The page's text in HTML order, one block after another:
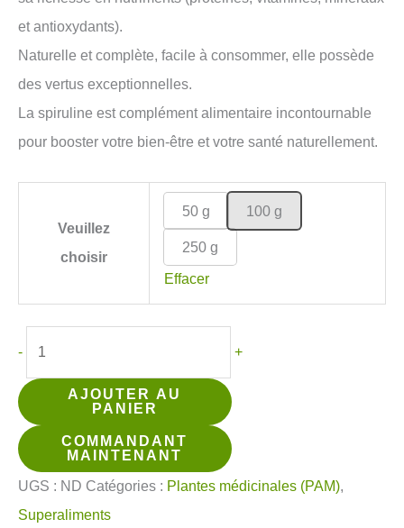
et antioxydants).
Naturelle et complète, facile à consommer, elle possède
des vertus exceptionnelles.
La spiruline est complément alimentaire incontournable
pour booster votre bien-être et votre santé naturellement.
Veuillez
choisir
50 g 100 g
250 g
Effacer
-
Spiruline
BIO
poudre
+
AJOUTER AU
PANIER
COMMANDANT
MAINTENANT
UGS : ND Catégories : Plantes médicinales (PAM),
Superaliments